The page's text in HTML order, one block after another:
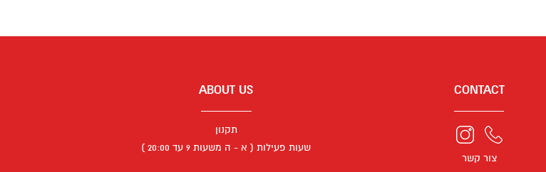
CONTACT
צור קשר
ABOUT US
תקנון
שעות פעילות ( א - ה משעות 9 עד 20:00 )